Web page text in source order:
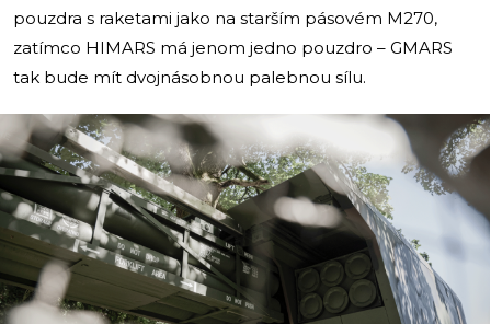
pouzdra s raketami jako na starším pásovém M270,
zatímco HIMARS má jenom jedno pouzdro – GMARS
tak bude mít dvojnásobnou palebnou sílu.